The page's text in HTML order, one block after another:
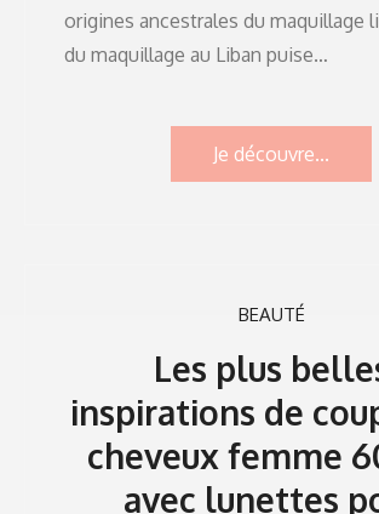
origines ancestrales du maquillage
du maquillage au Liban puise…
Je découvre...
BEAUTÉ
Les plus
inspirations de
cheveux femme
avec lunettes